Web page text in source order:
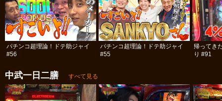
パチンコ超理論！ドテ助ジャイ
#56
パチンコ超理論！ドテ助ジャイ
#55
帰ってき
り #91
中武一日二膳 すべて見る